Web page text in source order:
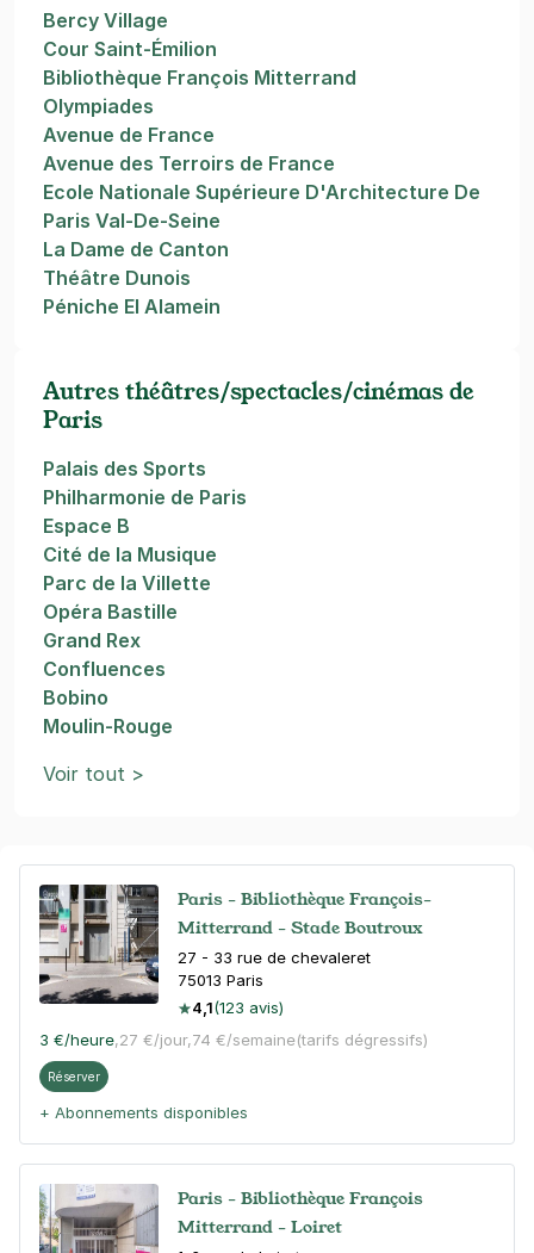
Paris - Bibliothèque François-
Mitterrand - Stade Boutroux
27 - 33 rue de chevaleret
75013 Paris
4,1(123 avis)
3 €/heure,27 €/jour,74 €/semaine(tarifs dégressifs)
Réserver
+ Abonnements disponibles
Paris - Bibliothèque François
Mitterrand - Loiret
Bercy Village
Cour Saint-Émilion
Bibliothèque François Mitterrand
Olympiades
Avenue de France
Avenue des Terroirs de France
Ecole Nationale Supérieure D'Architecture De
Paris Val-De-Seine
La Dame de Canton
Théâtre Dunois
Péniche El Alamein
Autres théâtres/spectacles/cinémas de
Paris
Palais des Sports
Philharmonie de Paris
Espace B
Cité de la Musique
Parc de la Villette
Opéra Bastille
Grand Rex
Confluences
Bobino
Moulin-Rouge
Voir tout >